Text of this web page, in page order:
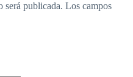
será publicada. Los campos